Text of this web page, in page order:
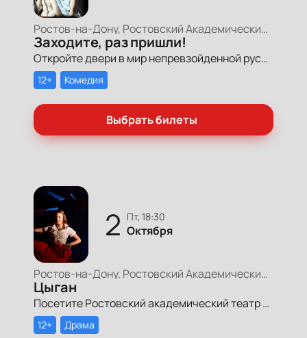
Ростов-на-Дону, Ростовский Академический Театр Драмы, Большая сцена
Заходите, раз пришли!
Откройте двери в мир непревзойденной русской души и настоящей народной мудрости в спектакле «Заходите, раз пришли!», основанном на легендарных рассказах Василия Макаровича Шукшина.
12+ Комедия
Выбрать билеты
2 пт, 18:30
Октября
Ростов-на-Дону, Ростовский Академический Театр Драмы, Большая сцена
Цыган
Посетите Ростовский академический театр драмы им. М. Горького и насладитесь спектаклем «Цыган», посвященным 100-летию Анатолия Калинина.
12+ Драма